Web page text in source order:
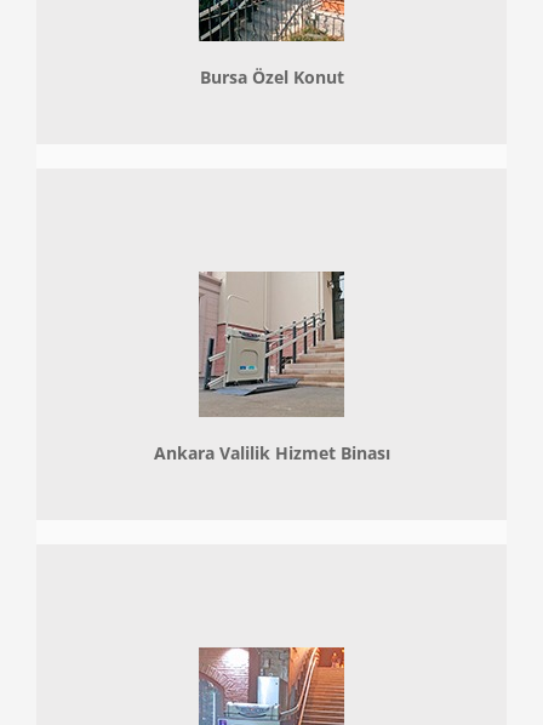
Bursa Özel Konut
Ankara Valilik Hizmet Binası